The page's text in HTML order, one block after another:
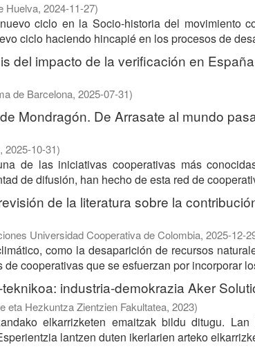
Huelva, 2024-11-27)
ciclo en la Socio-historia del movimiento
ciclo haciendo hincapié en los procesos de
del impacto de la verificación en
de Barcelona, 2025-07-31)
Mondragón. De Arrasate al mundo
, 2025-10-31)
de las iniciativas cooperativas más
de difusión, han hecho de esta red de
de la literatura sobre la
Universidad Cooperativa de Colombia, 2025-12-
como la desaparición de recursos
cooperativas que se esfuerzan por incorporar
industria-demokrazia Aker
eta Hezkuntza Zientzien Fakultatea, 2023)
elkarrizketen emaitzak bildu ditugu. Lan
lantzen duten ikerlarien arteko